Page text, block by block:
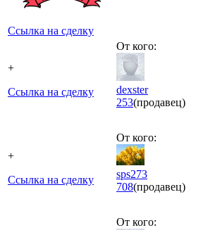
Ссылка на сделку
+
Ссылка на сделку
От кого:
dexster
253(продавец)
+
Ссылка на сделку
От кого:
sps273
708(продавец)
От кого: